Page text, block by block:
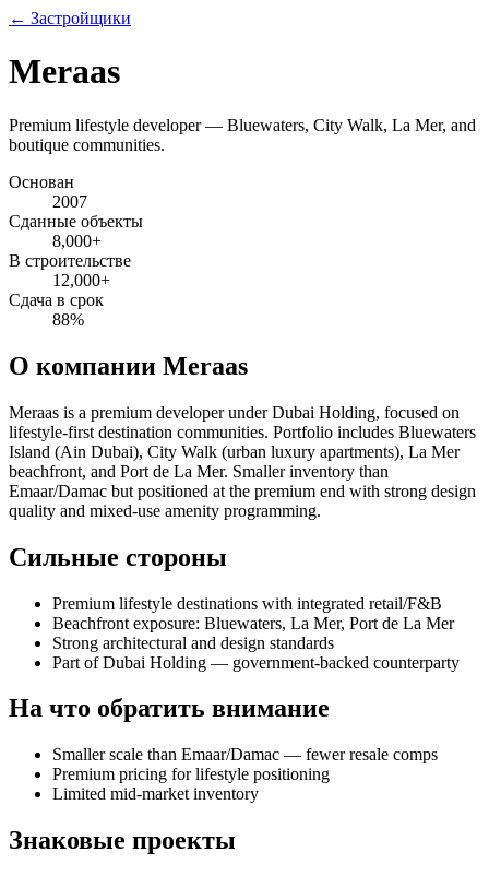
← Застройщики
Meraas
Premium lifestyle developer — Bluewaters, City Walk, La Mer, and
boutique communities.
Основан
2007
Сданные объекты
8,000+
В строительстве
12,000+
Сдача в срок
88%
О компании Meraas
Meraas is a premium developer under Dubai Holding, focused on
lifestyle-first destination communities. Portfolio includes Bluewaters
Island (Ain Dubai), City Walk (urban luxury apartments), La Mer
beachfront, and Port de La Mer. Smaller inventory than
Emaar/Damac but positioned at the premium end with strong design
quality and mixed-use amenity programming.
Сильные стороны
Premium lifestyle destinations with integrated retail/F&B
Beachfront exposure: Bluewaters, La Mer, Port de La Mer
Strong architectural and design standards
Part of Dubai Holding — government-backed counterparty
На что обратить внимание
Smaller scale than Emaar/Damac — fewer resale comps
Premium pricing for lifestyle positioning
Limited mid-market inventory
Знаковые проекты